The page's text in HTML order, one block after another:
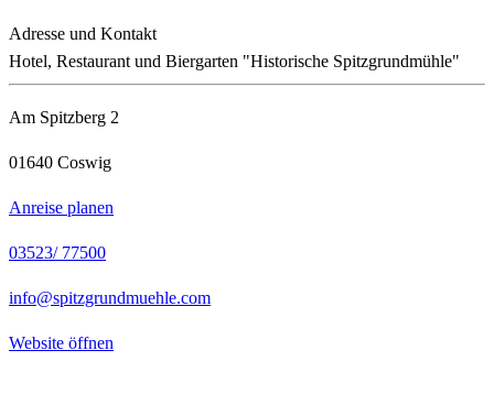
Adresse und Kontakt
Hotel, Restaurant und Biergarten "Historische Spitzgrundmühle"
Am Spitzberg 2
01640 Coswig
Anreise planen
03523/ 77500
info@spitzgrundmuehle.com
Website öffnen